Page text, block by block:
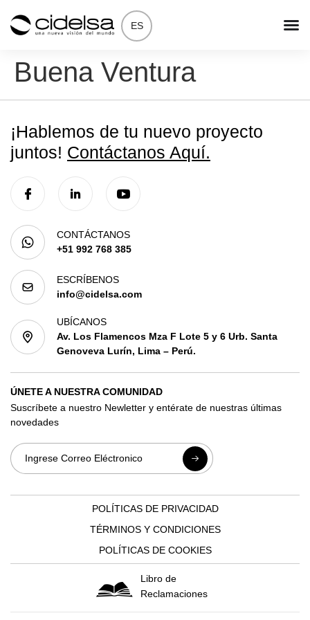
ES
Buena Ventura
¡Hablemos de tu nuevo proyecto
juntos! Contáctanos Aquí.
CONTÁCTANOS
+51 992 768 385
ESCRÍBENOS
info@cidelsa.com
UBÍCANOS
Av. Los Flamencos Mza F Lote 5 y 6 Urb. Santa
Genoveva Lurín, Lima – Perú.
ÚNETE A NUESTRA COMUNIDAD
Suscríbete a nuestro Newletter y entérate de nuestras últimas
novedades
POLÍTICAS DE PRIVACIDAD
TÉRMINOS Y CONDICIONES
POLÍTICAS DE COOKIES
Libro de
Reclamaciones